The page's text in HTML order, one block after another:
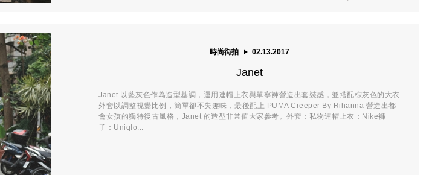
時尚街拍 02.13.2017
Janet
Janet 以藍灰色作為造型基調，運用連帽上衣與單寧褲營造出套裝感，並搭配棕灰色的大衣
外套以調整視覺比例，簡單卻不失趣味，最後配上 PUMA Creeper By Rihanna 營造出都
會女孩的獨特復古風格，Janet 的造型非常值大家參考。外套：私物連帽上衣：Nike褲
子：Uniqlo...